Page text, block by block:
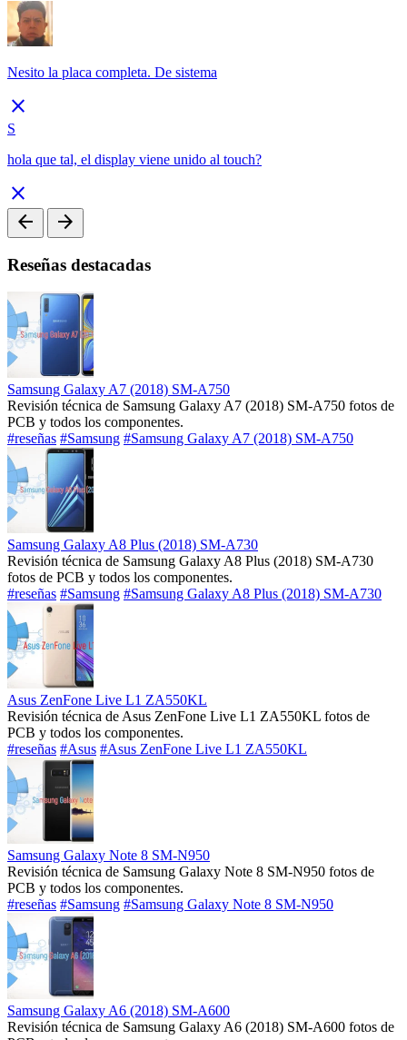
Nesito la placa completa. De sistema
close
S
hola que tal, el display viene unido al touch?
close
arrow_back
arrow_forward
Reseñas destacadas
Samsung Galaxy A7 (2018) SM-A750
Revisión técnica de Samsung Galaxy A7 (2018) SM-A750 fotos de
PCB y todos los componentes.
#reseñas #Samsung #Samsung Galaxy A7 (2018) SM-A750
Samsung Galaxy A8 Plus (2018) SM-A730
Revisión técnica de Samsung Galaxy A8 Plus (2018) SM-A730
fotos de PCB y todos los componentes.
#reseñas #Samsung #Samsung Galaxy A8 Plus (2018) SM-A730
Asus ZenFone Live L1 ZA550KL
Revisión técnica de Asus ZenFone Live L1 ZA550KL fotos de
PCB y todos los componentes.
#reseñas #Asus #Asus ZenFone Live L1 ZA550KL
Samsung Galaxy Note 8 SM-N950
Revisión técnica de Samsung Galaxy Note 8 SM-N950 fotos de
PCB y todos los componentes.
#reseñas #Samsung #Samsung Galaxy Note 8 SM-N950
Samsung Galaxy A6 (2018) SM-A600
Revisión técnica de Samsung Galaxy A6 (2018) SM-A600 fotos de